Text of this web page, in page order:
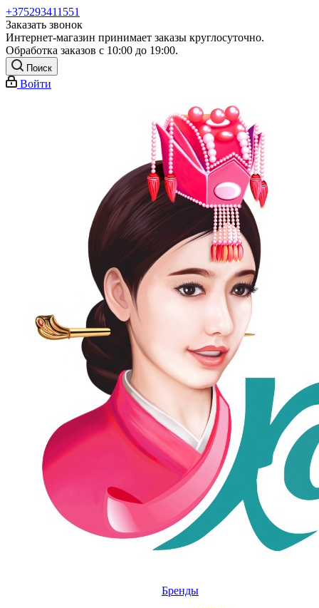
+375293411551
Заказать звонок
Интернет-магазин принимает заказы круглосуточно.
Обработка заказов с 10:00 до 19:00.
Поиск
Войти
Бренды